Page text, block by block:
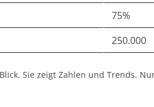
75%
250.000
Sie zeigt Zahlen und Trends.